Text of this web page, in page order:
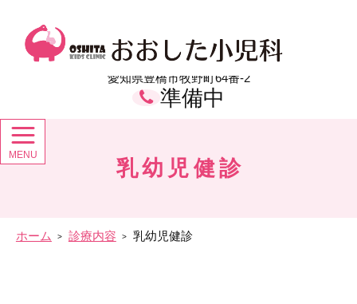
おおした小児科 愛知県豊橋市の小児科
愛知県豊橋市牧野町64番-2
準備中
ホーム 診療内容 乳幼児健診
乳幼児健診